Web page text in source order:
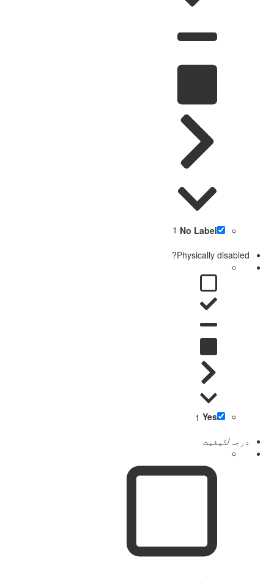
No Label
1
Physically disabled?
Yes
1
درجہ/کیفیت